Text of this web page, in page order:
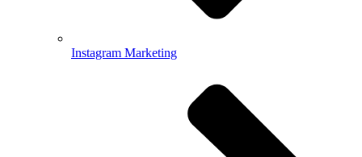
Instagram Marketing